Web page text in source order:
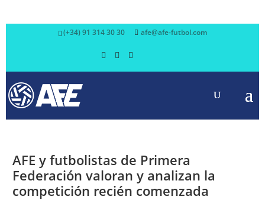
(+34) 91 314 30 30 afe@afe-futbol.com
AFE y futbolistas de Primera
Federación valoran y analizan la
competición recién comenzada